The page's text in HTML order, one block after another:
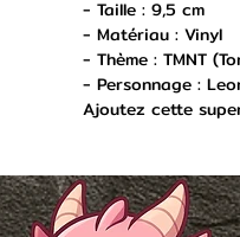
- Taille : 9,5 cm
- Matériau : Vinyl
- Thème : TMNT
- Personnage :
Ajoutez cette